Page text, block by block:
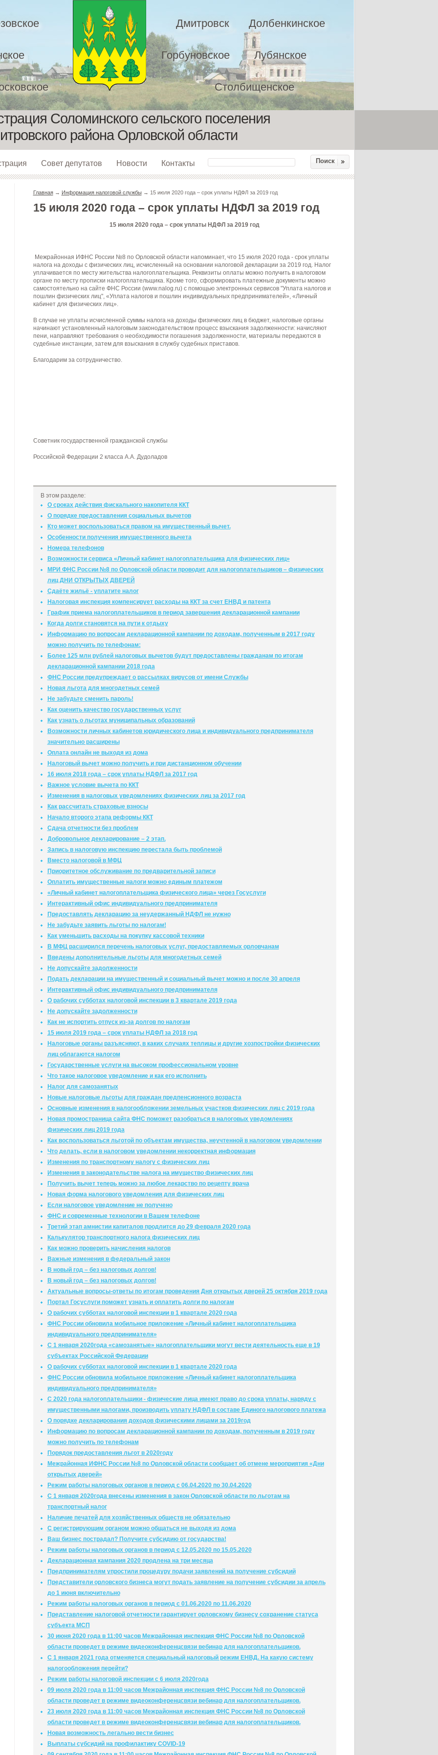
Дмитровск Долбенкинское
Горбуновское Лубянское
Столбищенское
Совет депутатов Новости Контакты
Соломинского сельского поселения
района Орловской области
Поиск
Главная→ Информация налоговой службы→ 15 июля 2020 года – срок уплаты НДФЛ за 2019 год
15 июля 2020 года – срок уплаты НДФЛ за 2019 год
15 июля 2020 года – срок уплаты НДФЛ за 2019 год
Межрайонная ИФНС России №8 по Орловской области напоминает, что 15 июля 2020 года - срок уплаты
налога на доходы с физических лиц, исчисленный на основании налоговой декларации за 2019 год. Налог
уплачивается по месту жительства налогоплательщика. Реквизиты оплаты можно получить в налоговом
органе по месту прописки налогоплательщика. Кроме того, сформировать платежные документы можно
самостоятельно на сайте ФНС России (www.nalog.ru) с помощью электронных сервисов "Уплата налогов и
пошлин физических лиц", «Уплата налогов и пошлин индивидуальных предпринимателей», «Личный
кабинет для физических лиц».
В случае не уплаты исчисленной суммы налога на доходы физических лиц в бюджет, налоговые органы
начинают установленный налоговым законодательством процесс взыскания задолженности: начисляют
пени, направляют требования о необходимости погашения задолженности, материалы передаются в
судебные инстанции, затем для взыскания в службу судебных приставов.
Благодарим за сотрудничество.
Советник государственной гражданской службы
Российской Федерации 2 класса А.А. Дудоладов
В этом разделе:
О сроках действия фискального накопителя ККТ
О порядке предоставления социальных вычетов
Кто может воспользоваться правом на имущественный вычет.
Особенности получения имущественного вычета
Номера телефонов
Возможности сервиса «Личный кабинет налогоплательщика для физических лиц»
МРИ ФНС России №8 по Орловской области проводит для налогоплательщиков – физических
лиц ДНИ ОТКРЫТЫХ ДВЕРЕЙ
Сдаёте жильё - уплатите налог
Налоговая инспекция компенсирует расходы на ККТ за счет ЕНВД и патента
График приема налогоплательщиков в период завершения декларационной кампании
Когда долги становятся на пути к отдыху
Информацию по вопросам декларационной кампании по доходам, полученным в 2017 году
можно получить по телефонам:
Более 125 млн рублей налоговых вычетов будут предоставлены гражданам по итогам
декларационной кампании 2018 года
ФНС России предупреждает о рассылках вирусов от имени Службы
Новая льгота для многодетных семей
Не забудьте сменить пароль!
Как оценить качество государственных услуг
Как узнать о льготах муниципальных образований
Возможности личных кабинетов юридического лица и индивидуального предпринимателя
значительно расширены
Оплата онлайн не выходя из дома
Налоговый вычет можно получить и при дистанционном обучении
16 июля 2018 года – срок уплаты НДФЛ за 2017 год
Важное условие вычета по ККТ
Изменения в налоговых уведомлениях физических лиц за 2017 год
Как рассчитать страховые взносы
Начало второго этапа реформы ККТ
Сдача отчетности без проблем
Добровольное декларирование – 2 этап.
Запись в налоговую инспекцию перестала быть проблемой
Вместо налоговой в МФЦ
Приоритетное обслуживание по предварительной записи
Оплатить имущественные налоги можно единым платежом
«Личный кабинет налогоплательщика физического лица» через Госуслуги
Интерактивный офис индивидуального предпринимателя
Предоставлять декларацию за неудержанный НДФЛ не нужно
Не забудьте заявить льготы по налогам!
Как уменьшить расходы на покупку кассовой техники
В МФЦ расширился перечень налоговых услуг, предоставляемых орловчанам
Введены дополнительные льготы для многодетных семей
Не допускайте задолженности
Подать декларации на имущественный и социальный вычет можно и после 30 апреля
Интерактивный офис индивидуального предпринимателя
О рабочих субботах налоговой инспекции в 3 квартале 2019 года
Не допускайте задолженности
Как не испортить отпуск из-за долгов по налогам
15 июля 2019 года – срок уплаты НДФЛ за 2018 год
Налоговые органы разъясняют, в каких случаях теплицы и другие хозпостройки физических
лиц облагаются налогом
Государственные услуги на высоком профессиональном уровне
Что такое налоговое уведомление и как его исполнить
Налог для самозанятых
Новые налоговые льготы для граждан предпенсионного возраста
Основные изменения в налогообложении земельных участков физических лиц с 2019 года
Новая промостраница сайта ФНС поможет разобраться в налоговых уведомлениях
физических лиц 2019 года
Как воспользоваться льготой по объектам имущества, неучтенной в налоговом уведомлении
Что делать, если в налоговом уведомлении некорректная информация
Изменения по транспортному налогу с физических лиц
Изменения в законодательстве налога на имущество физических лиц
Получить вычет теперь можно за любое лекарство по рецепту врача
Новая форма налогового уведомления для физических лиц
Если налоговое уведомление не получено
ФНС и современные технологии в Вашем телефоне
Третий этап амнистии капиталов продлится до 29 февраля 2020 года
Калькулятор транспортного налога физических лиц
Как можно проверить начисления налогов
Важные изменения в федеральный закон
В новый год – без налоговых долгов!
В новый год – без налоговых долгов!
Актуальные вопросы-ответы по итогам проведения Дня открытых дверей 25 октября 2019 года
Портал Госуслуги поможет узнать и оплатить долги по налогам
О рабочих субботах налоговой инспекции в 1 квартале 2020 года
ФНС России обновила мобильное приложение «Личный кабинет налогоплательщика
индивидуального предпринимателя»
С 1 января 2020года «самозанятые» налогоплательщики могут вести деятельность еще в 19
субъектах Российской Федерации
О рабочих субботах налоговой инспекции в 1 квартале 2020 года
ФНС России обновила мобильное приложение «Личный кабинет налогоплательщика
индивидуального предпринимателя»
С 2020 года налогоплательщики - физические лица имеют право до срока уплаты, наряду с
имущественными налогами, производить уплату НДФЛ в составе Единого налогового платежа
О порядке декларирования доходов физическими лицами за 2019год
Информацию по вопросам декларационной кампании по доходам, полученным в 2019 году
можно получить по телефонам
Порядок предоставления льгот в 2020году
Межрайонная ИФНС России №8 по Орловской области сообщает об отмене мероприятия «Дни
открытых дверей»
Режим работы налоговых органов в период с 06.04.2020 по 30.04.2020
С 1 января 2020года внесены изменения в закон Орловской области по льготам на
транспортный налог
Наличие печатей для хозяйственных обществ не обязательно
С регистрирующим органом можно общаться не выходя из дома
Ваш бизнес пострадал? Получите субсидию от государства!
Режим работы налоговых органов в период с 12.05.2020 по 15.05.2020
Декларационная кампания 2020 продлена на три месяца
Предпринимателям упростили процедуру подачи заявлений на получение субсидий
Представители орловского бизнеса могут подать заявление на получение субсидии за апрель
до 1 июня включительно
Режим работы налоговых органов в период с 01.06.2020 по 11.06.2020
Представление налоговой отчетности гарантирует орловскому бизнесу сохранение статуса
субъекта МСП
30 июня 2020 года в 11:00 часов Межрайонная инспекция ФНС России №8 по Орловской
области проведет в режиме видеоконференцсвязи вебинар для налогоплательщиков.
С 1 января 2021 года отменяется специальный налоговый режим ЕНВД. На какую систему
налогообложения перейти?
Режим работы налоговой инспекции с 6 июля 2020года
09 июля 2020 года в 11:00 часов Межрайонная инспекция ФНС России №8 по Орловской
области проведет в режиме видеоконференцсвязи вебинар для налогоплательщиков.
23 июля 2020 года в 11:00 часов Межрайонная инспекция ФНС России №8 по Орловской
области проведет в режиме видеоконференцсвязи вебинар для налогоплательщиков.
Новая возможность легально вести бизнес
Выплаты субсидий на профилактику COVID-19